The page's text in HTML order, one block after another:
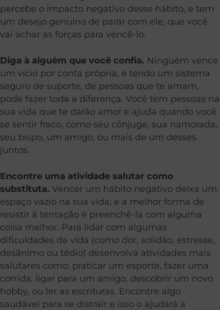
percebe o impacto negativo desse hábito, e tem
um desejo genuíno de parar com ele, que você
vai achar as forças para vencê-lo.
Diga à alguém que você confia. Ninguém vence
um vício por conta própria, e tendo um sistema
seguro de suporte, de pessoas que te amam,
pode fazer toda a diferença. Você tem pessoas na
sua vida que te darão amor e ajuda quando você
se sentir fraco, como seu cônjuge, sua namorada,
seu bispo, um amigo, ou mais de um desses
juntos.
Encontre uma atividade salutar como
substituta. Vencer um hábito negativo deixa um
espaço vazio na sua vida; e a melhor forma de
resistir à tentação é preenchê-la com alguma
coisa melhor. Para lidar com algumas
dificuldades da vida (como dor, solidão, estresse,
desânimo ou tédio) desenvolva atividades mais
salutares como: praticar um esporte, fazer uma
corrida, ligar para um amigo, descobrir um novo
hobby, ou ler as escrituras. Encontre algo
saudável para se distrair e isso o ajudará a